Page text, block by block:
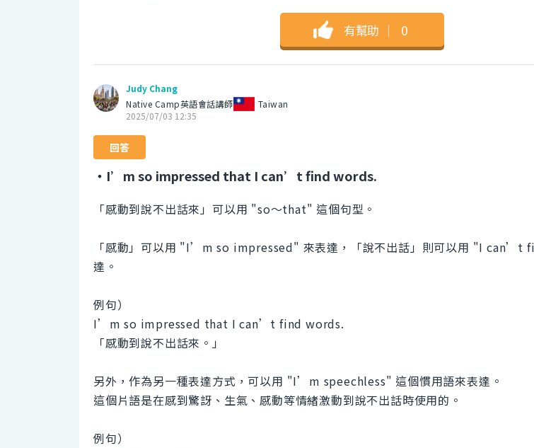
有幫助 ｜ 0
Judy Chang
Native Camp英語會話講師
Taiwan
2025/07/03 12:35
回答
・I’m so impressed that I can’t find words.
「感動到說不出話來」可以用 "so〜that" 這個句型。
「感動」可以用 "I’m so impressed" 來表達，「說不出話」則可以用 "I can’t
達。
例句）
I’m so impressed that I can’t find words.
「感動到說不出話來。」
另外，作為另一種表達方式，可以用 "I’m speechless" 這個慣用語來表達。
這個片語是在感到驚訝、生氣、感動等情緒激動到說不出話時使用的。
例句）